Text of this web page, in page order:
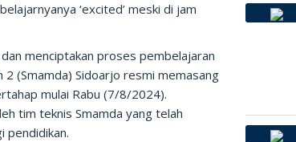
‘excited’ meski di jam
menciptakan proses pembelajaran
2 (Smamda) Sidoarjo resmi memasang
mulai Rabu (7/8/2024).
tim teknis Smamda yang telah
pendidikan.